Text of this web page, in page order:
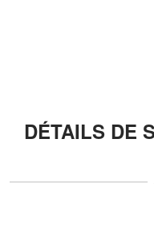
DÉTAILS